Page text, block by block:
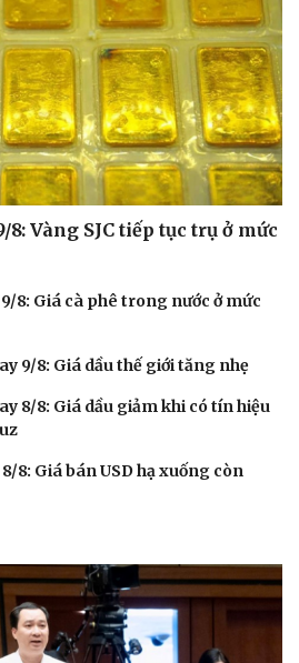
Vàng SJC tiếp tục trụ ở mức
8: Giá cà phê trong nước ở mức
9/8: Giá dầu thế giới tăng nhẹ
8/8: Giá dầu giảm khi có tín hiệu
8: Giá bán USD hạ xuống còn